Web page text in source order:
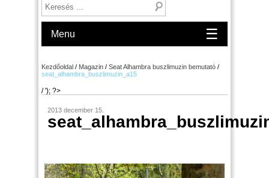
Menu ☰
Kezdőoldal / Magazin / Seat Alhambra buszlimuzin bemutató /
seat_alhambra_buszlimuzin_a15
/ '); ?>
2013 december 15.